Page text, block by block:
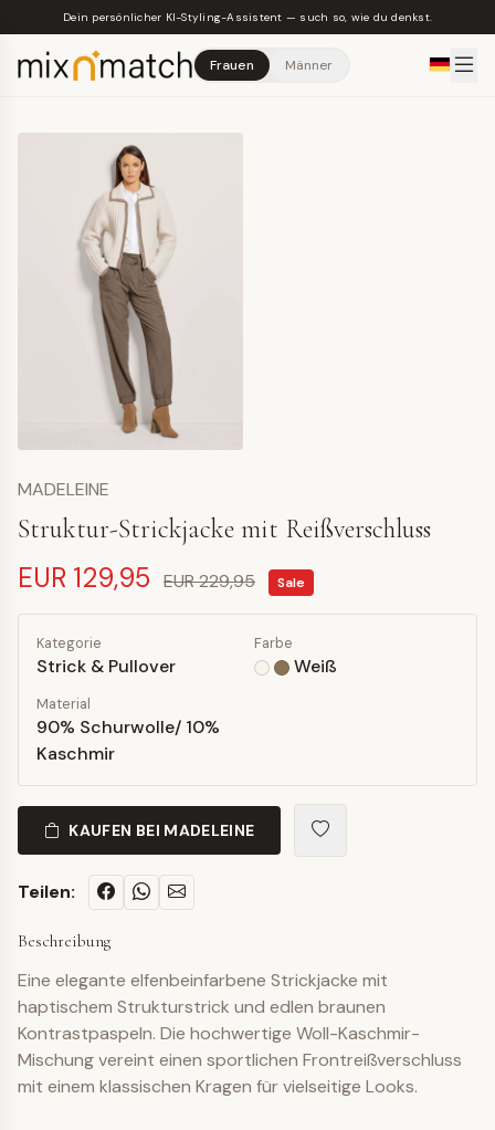
Skip to main content
Dein persönlicher KI-Styling-Assistent — such so, wie du denkst.
Frauen Männer
MADELEINE
Struktur-Strickjacke mit Reißverschluss
EUR 129,95 EUR 229,95 Sale
Kategorie
Strick & Pullover
Farbe
Weiß
Material
90% Schurwolle/ 10%
Kaschmir
KAUFEN BEI MADELEINE
Teilen:
Beschreibung
Eine elegante elfenbeinfarbene Strickjacke mit
haptischem Strukturstrick und edlen braunen
Kontrastpaspeln. Die hochwertige Woll-Kaschmir-
Mischung vereint einen sportlichen Frontreißverschluss
mit einem klassischen Kragen für vielseitige Looks.